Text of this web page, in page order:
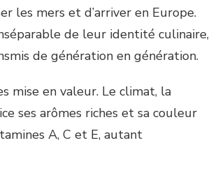
les mers et d’arriver en Europe.
de leur identité culinaire,
de génération en génération.
mise en valeur. Le climat, la
ses arômes riches et sa couleur
A, C et E, autant